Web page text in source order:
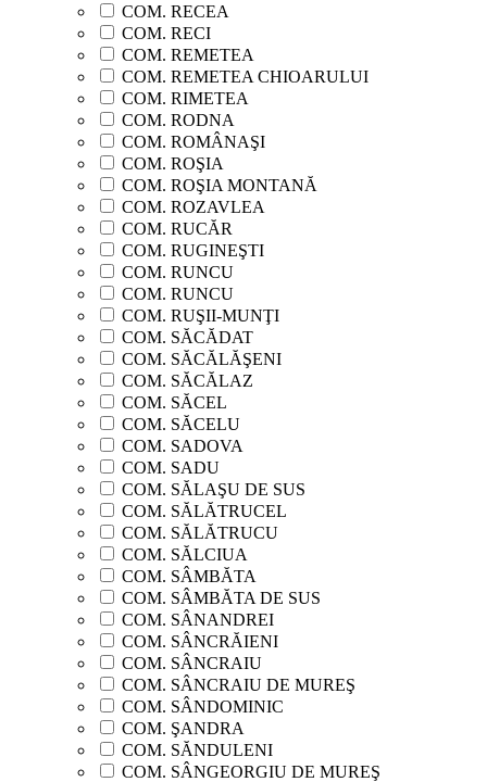
COM. RECEA
COM. RECI
COM. REMETEA
COM. REMETEA CHIOARULUI
COM. RIMETEA
COM. RODNA
COM. ROMÂNAŞI
COM. ROŞIA
COM. ROŞIA MONTANĂ
COM. ROZAVLEA
COM. RUCĂR
COM. RUGINEŞTI
COM. RUNCU
COM. RUNCU
COM. RUŞII-MUNŢI
COM. SĂCĂDAT
COM. SĂCĂLĂŞENI
COM. SĂCĂLAZ
COM. SĂCEL
COM. SĂCELU
COM. SADOVA
COM. SADU
COM. SĂLAŞU DE SUS
COM. SĂLĂTRUCEL
COM. SĂLĂTRUCU
COM. SĂLCIUA
COM. SÂMBĂTA
COM. SÂMBĂTA DE SUS
COM. SÂNANDREI
COM. SÂNCRĂIENI
COM. SÂNCRAIU
COM. SÂNCRAIU DE MUREŞ
COM. SÂNDOMINIC
COM. ŞANDRA
COM. SĂNDULENI
COM. SÂNGEORGIU DE MUREŞ